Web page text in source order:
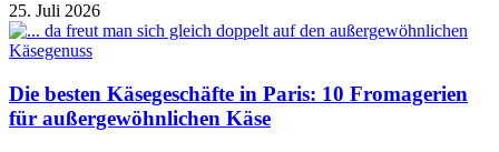
25. Juli 2026
Die besten Käsegeschäfte in Paris: 10 Fromagerien
für außergewöhnlichen Käse